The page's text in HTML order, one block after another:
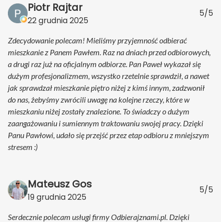
Piotr Rajtar
22 grudnia 2025
5/5
Zdecydowanie polecam! Mieliśmy przyjemność odbierać
mieszkanie z Panem Pawłem. Raz na dniach przed odbiorowych,
a drugi raz już na oficjalnym odbiorze. Pan Paweł wykazał się
dużym profesjonalizmem, wszystko rzetelnie sprawdził, a nawet
jak sprawdzał mieszkanie piętro niżej z kimś innym, zadzwonił
do nas, żebyśmy zwrócili uwagę na kolejne rzeczy, które w
mieszkaniu niżej zostały znalezione. To świadczy o dużym
zaangażowaniu i sumiennym traktowaniu swojej pracy. Dzięki
Panu Pawłowi, udało się przejść przez etap odbioru z mniejszym
stresem :)
Mateusz Gos
19 grudnia 2025
5/5
Serdecznie polecam usługi firmy Odbierajznami.pl. Dzięki